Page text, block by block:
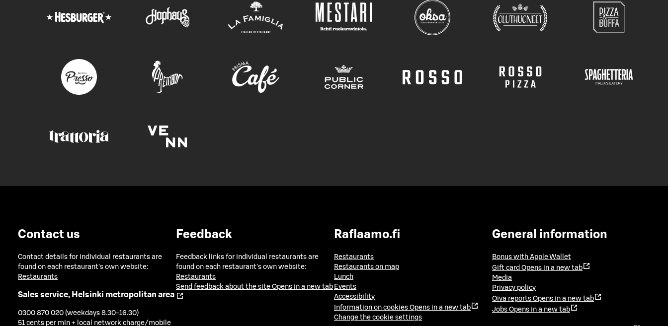
Contact us
Contact details for individual restaurants are
found on each restaurant's own website:
Restaurants
Sales service, Helsinki metropolitan area
0300 870 020 (weekdays 8.30-16.30)
51 cents per min + local network charge/mobile
Feedback
Feedback links for individual restaurants are
found on each restaurant's own website:
Restaurants
Send feedback about the site Opens in a new tab
Raflaamo.fi
Restaurants
Restaurants on map
Lunch
Events
Accessibility
Information on cookies Opens in a new tab
Change the cookie settings
General information
Bonus with Apple Wallet
Gift card Opens in a new tab
Media
Privacy policy
Oiva reports Opens in a new tab
Jobs Opens in a new tab